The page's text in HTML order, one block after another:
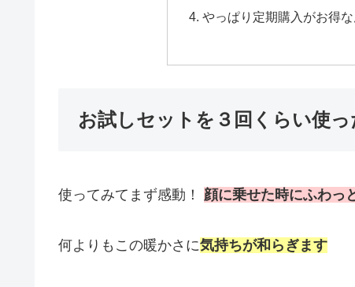
やっぱり定期購入がお得
お試しセットを３回くらい使
使ってみてまず感動！ 顔に乗せた時にふわっ
何よりもこの暖かさに気持ちが和らぎます